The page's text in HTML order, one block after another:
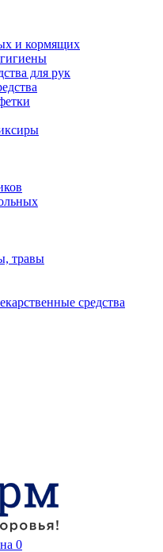
и кормящих
для рук
травы
средства
0